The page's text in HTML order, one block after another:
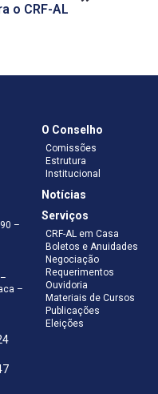
o CRF-AL
–
–
O Conselho
Comissões
Estrutura
Institucional
Notícias
Serviços
CRF-AL em Casa
Boletos e Anuidades
Negociação
Requerimentos
Ouvidoria
Materiais de Cursos
Publicações
Eleições